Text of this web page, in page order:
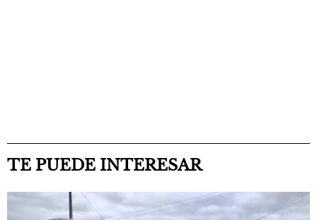
TE PUEDE INTERESAR